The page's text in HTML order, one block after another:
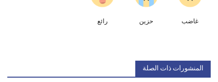
غاضب حزين رائع
المنشورات ذات الصلة